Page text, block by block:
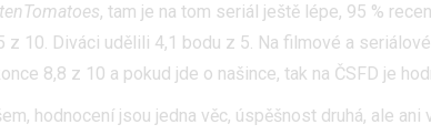
, tam je na tom seriál ještě lépe, 95 %
z 10. Diváci udělili 4,1 bodu z 5. Na filmové a
8,8 z 10 a pokud jde o našince, tak na ČSFD je
hodnocení jsou jedna věc, úspěšnost druhá, ale